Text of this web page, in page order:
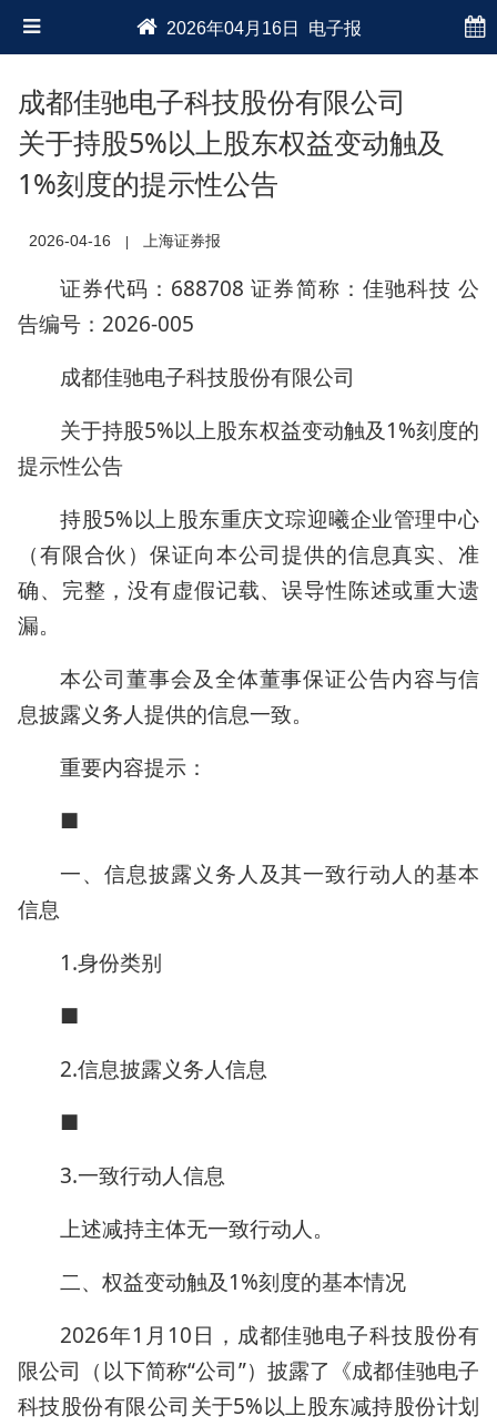
2026年04月16日 电子报
成都佳驰电子科技股份有限公司
关于持股5%以上股东权益变动触及
1%刻度的提示性公告
2026-04-16 上海证券报
证券代码：688708 证券简称：佳驰科技 公
告编号：2026-005
成都佳驰电子科技股份有限公司
关于持股5%以上股东权益变动触及1%刻度的
提示性公告
持股5%以上股东重庆文琮迎曦企业管理中心
（有限合伙）保证向本公司提供的信息真实、准
确、完整，没有虚假记载、误导性陈述或重大遗
漏。
本公司董事会及全体董事保证公告内容与信
息披露义务人提供的信息一致。
重要内容提示：
■
一、信息披露义务人及其一致行动人的基本
信息
1.身份类别
■
2.信息披露义务人信息
■
3.一致行动人信息
上述减持主体无一致行动人。
二、权益变动触及1%刻度的基本情况
2026年1月10日，成都佳驰电子科技股份有
限公司（以下简称“公司”）披露了《成都佳驰电子
科技股份有限公司关于5%以上股东减持股份计划